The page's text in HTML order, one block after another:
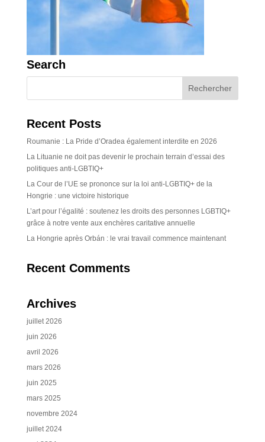
Search
Recent Posts
Roumanie : La Pride d’Oradea également interdite en 2026
La Lituanie ne doit pas devenir le prochain terrain d’essai des
politiques anti-LGBTIQ+
La Cour de l’UE se prononce sur la loi anti-LGBTIQ+ de la
Hongrie : une victoire historique
L’art pour l’égalité : soutenez les droits des personnes LGBTIQ+
grâce à notre vente aux enchères caritative annuelle
La Hongrie après Orbán : le vrai travail commence maintenant
Recent Comments
Archives
juillet 2026
juin 2026
avril 2026
mars 2026
juin 2025
mars 2025
novembre 2024
juillet 2024